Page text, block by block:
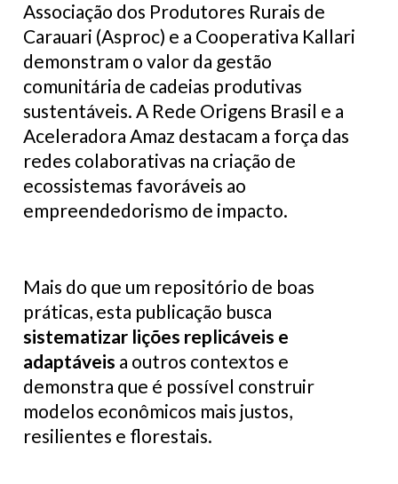
Associação dos Produtores Rurais de
Carauari (Asproc) e a Cooperativa Kallari
demonstram o valor da gestão
comunitária de cadeias produtivas
sustentáveis. A Rede Origens Brasil e a
Aceleradora Amaz destacam a força das
redes colaborativas na criação de
ecossistemas favoráveis ao
empreendedorismo de impacto.
Mais do que um repositório de boas
práticas, esta publicação busca
sistematizar lições replicáveis e
adaptáveis a outros contextos e
demonstra que é possível construir
modelos econômicos mais justos,
resilientes e florestais.